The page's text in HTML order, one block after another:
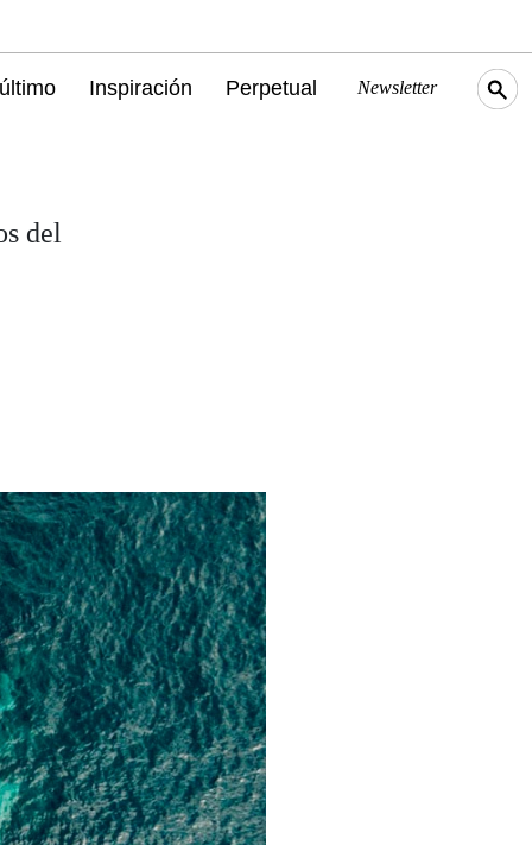
Inspiración Perpetual Newsletter
del